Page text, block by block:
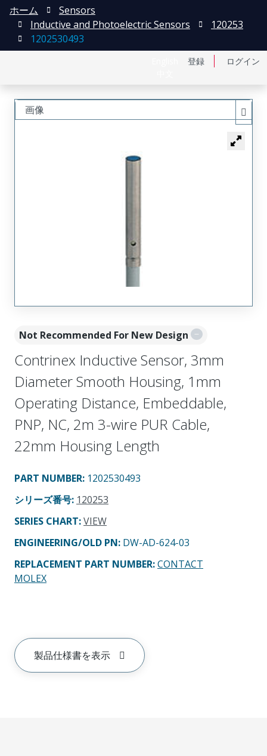
登録 ログイン
ホーム
Sensors
Inductive and Photoelectric Sensors
120253
1202530493
Not Recommended For New Design
Contrinex Inductive Sensor, 3mm
Diameter Smooth Housing, 1mm
Operating Distance, Embeddable,
PNP, NC, 2m 3-wire PUR Cable,
22mm Housing Length
PART NUMBER: 1202530493
シリーズ番号: 120253
SERIES CHART:VIEW
ENGINEERING/OLD PN: DW-AD-624-03
REPLACEMENT PART NUMBER:CONTACT
MOLEX
製品仕様書を表示
画像